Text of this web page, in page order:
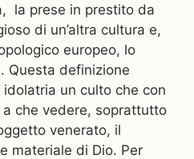
la prese in prestito da
di un’altra cultura e,
europeo, lo
Questa definizione
un culto che con
a che vedere, soprattutto
venerato, il
materiale di Dio. Per